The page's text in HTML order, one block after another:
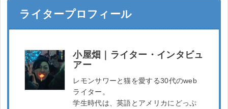
ライタープロフィール
小屋畑｜ライター・インタビュ
アー
レモンサワーと猫を愛する30代のweb
ライター。
学生時代は、英語とアメリカにどっぷ